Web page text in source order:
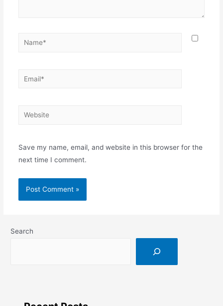
Save my name, email, and website in this browser for the
next time I comment.
Search